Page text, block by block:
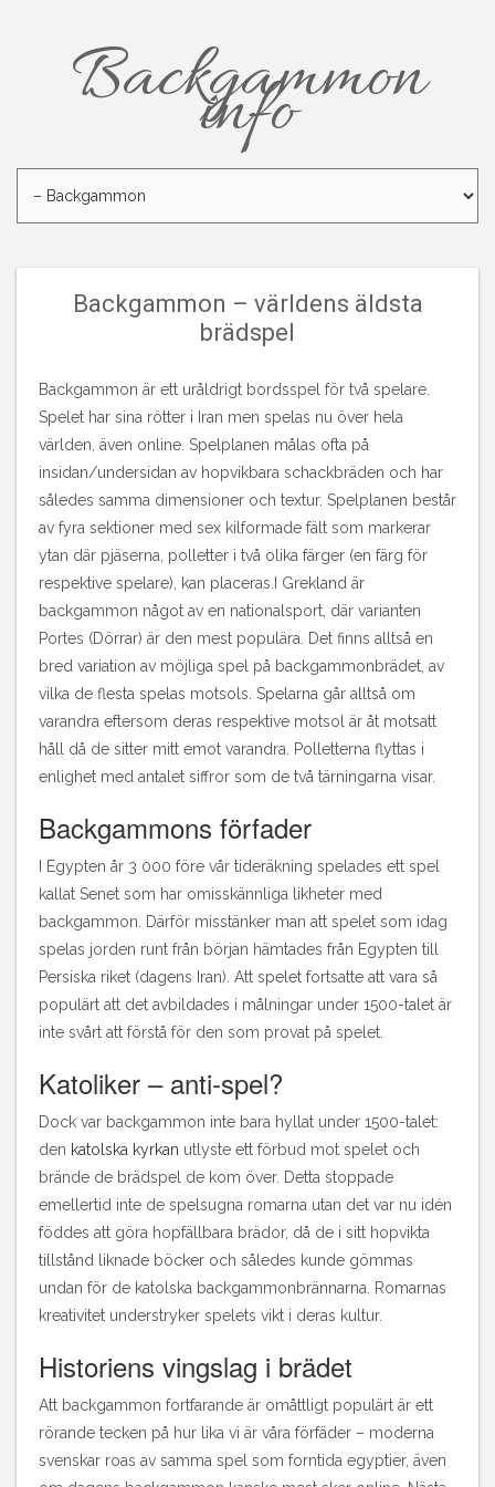
Backgammon
info
Backgammon – världens äldsta
brädspel
Backgammon är ett uråldrigt bordsspel för två spelare.
Spelet har sina rötter i Iran men spelas nu över hela
världen, även online. Spelplanen målas ofta på
insidan/undersidan av hopvikbara schackbräden och har
således samma dimensioner och textur. Spelplanen består
av fyra sektioner med sex kilformade fält som markerar
ytan där pjäserna, polletter i två olika färger (en färg för
respektive spelare), kan placeras.I Grekland är
backgammon något av en nationalsport, där varianten
Portes (Dörrar) är den mest populära. Det finns alltså en
bred variation av möjliga spel på backgammonbrädet, av
vilka de flesta spelas motsols. Spelarna går alltså om
varandra eftersom deras respektive motsol är åt motsatt
håll då de sitter mitt emot varandra. Polletterna flyttas i
enlighet med antalet siffror som de två tärningarna visar.
Backgammons förfader
I Egypten år 3 000 före vår tideräkning spelades ett spel
kallat Senet som har omisskännliga likheter med
backgammon. Därför misstänker man att spelet som idag
spelas jorden runt från början hämtades från Egypten till
Persiska riket (dagens Iran). Att spelet fortsatte att vara så
populärt att det avbildades i målningar under 1500-talet är
inte svårt att förstå för den som provat på spelet.
Katoliker – anti-spel?
Dock var backgammon inte bara hyllat under 1500-talet:
den katolska kyrkan utlyste ett förbud mot spelet och
brände de brädspel de kom över. Detta stoppade
emellertid inte de spelsugna romarna utan det var nu idén
föddes att göra hopfällbara brädor, då de i sitt hopvikta
tillstånd liknade böcker och således kunde gömmas
undan för de katolska backgammonbrännarna. Romarnas
kreativitet understryker spelets vikt i deras kultur.
Historiens vingslag i brädet
Att backgammon fortfarande är omåttligt populärt är ett
rörande tecken på hur lika vi är våra förfäder – moderna
svenskar roas av samma spel som forntida egyptier, även